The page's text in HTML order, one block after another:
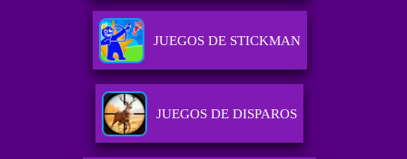
JUEGOS DE STICKMAN
JUEGOS DE DISPAROS